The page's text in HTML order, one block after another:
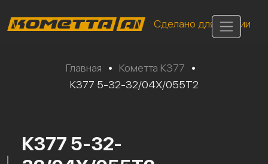
Сделано для России
Главная • Кометта К377
•
К377 5-32-32/04Х/055Т2
К377 5-32-